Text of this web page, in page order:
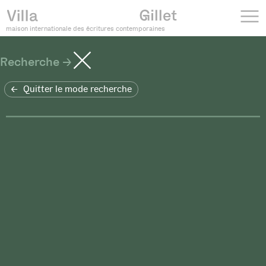
maison internationale des écritures contemporaines
Recherche
Quitter le mode recherche